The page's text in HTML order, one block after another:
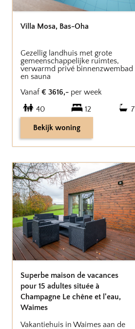
Villa Mosa, Bas-Oha
Gezellig landhuis met grote
gemeenschappelijke ruimtes,
verwarmd privé binnenzwembad
en sauna
Vanaf € 3616,- per week
40
12 7
Bekijk woning
Superbe maison de vacances
pour 15 adultes située à
Champagne Le chêne et l'eau,
Waimes
Vakantiehuis in Waimes aan de